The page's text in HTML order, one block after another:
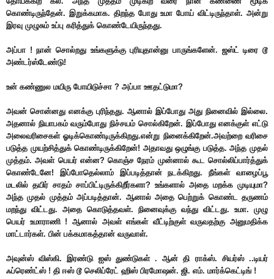
கொண்டிருந்தேன். இறுக்கமாக. திறந்த போது உமா போய் விட்டிருந்தாள். அன்று
இரவு முழுசும் உப்பு கரித்துக் கொண்டேயிருந்தது.
அப்பா ! நான் சொல்றது உங்களுக்கு புரியுதான்னு பாருங்களேன். ஜஸ்ட் டிரை டூ
அண்டர்ஸ்டேண்டு!
உன் கண்ணுல மயிரு போயிடுச்சா ? அப்பா ஊதட்டுமா?
அவன் சொன்னது எனக்கு புரிந்தது. ஆனால் இப்போது அது நினைவில் இல்லை.
அதனால் நியாபகம் வரும்போது நிச்சயம் சொல்கிறேன். இப்போது எனக்குள் எட்டு
அலைவரிசைகள் ஓடிக்கொண்டிருக்கிறது.என்று நினைக்கிறேன்.அவற்றை வரிசை
படுத்த முயற்சித்துக் கொண்டிருக்கிறேன்! அதாவது ஒழுங்கு படுத்த. அந்த முதல்
முத்தம். அவள் பெயர் என்ன? கொஞ்ச நேரம் முன்னால் கூட சொல்லிப்பார்த்துக்
கொண்டேனே! இப்போதெல்லாம் இப்படித்தான் நடக்கிறது. நீங்கள் வாழைப்பூ
மடலில் தயிர் சாதம் சாப்பிட்டிருக்கிறீர்களா? உங்களால் அதை மறக்க முடியுமா?
அந்த முதல் முத்தம் அப்படித்தான். ஆனால் அதை பெற்றுக் கொண்ட தருணம்
மறந்து விட்டது. அதை கொடுத்தவள். நினைவுக்கு வந்து விட்டது. உமா. முழு
பெயர் உமாராணி ! ஆனால் அவள் எங்கள் வீட்டிற்குள் வருவதற்கு அனுமதிக்க
மாட்டார்கள். பின் பக்கமாகத்தான் வருவாள்.
அவுன்ஸ் விஸ்கி. இரண்டு ஐஸ் துண்டுகள் . ஆன் தி ராக்ஸ். சியர்ஸ் ..டியர்
ஃப்ரெண்ட்ஸ் ! தி ஈஸ் டூ செலிப்ரேட் ஹிஸ் பிரமோஷன். ஜி. எம். மார்க்கெட்டிங் !